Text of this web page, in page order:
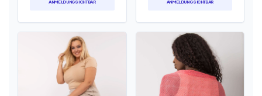
NMELDUNG SICHTBAR
NMELDUNG SICHTBAR